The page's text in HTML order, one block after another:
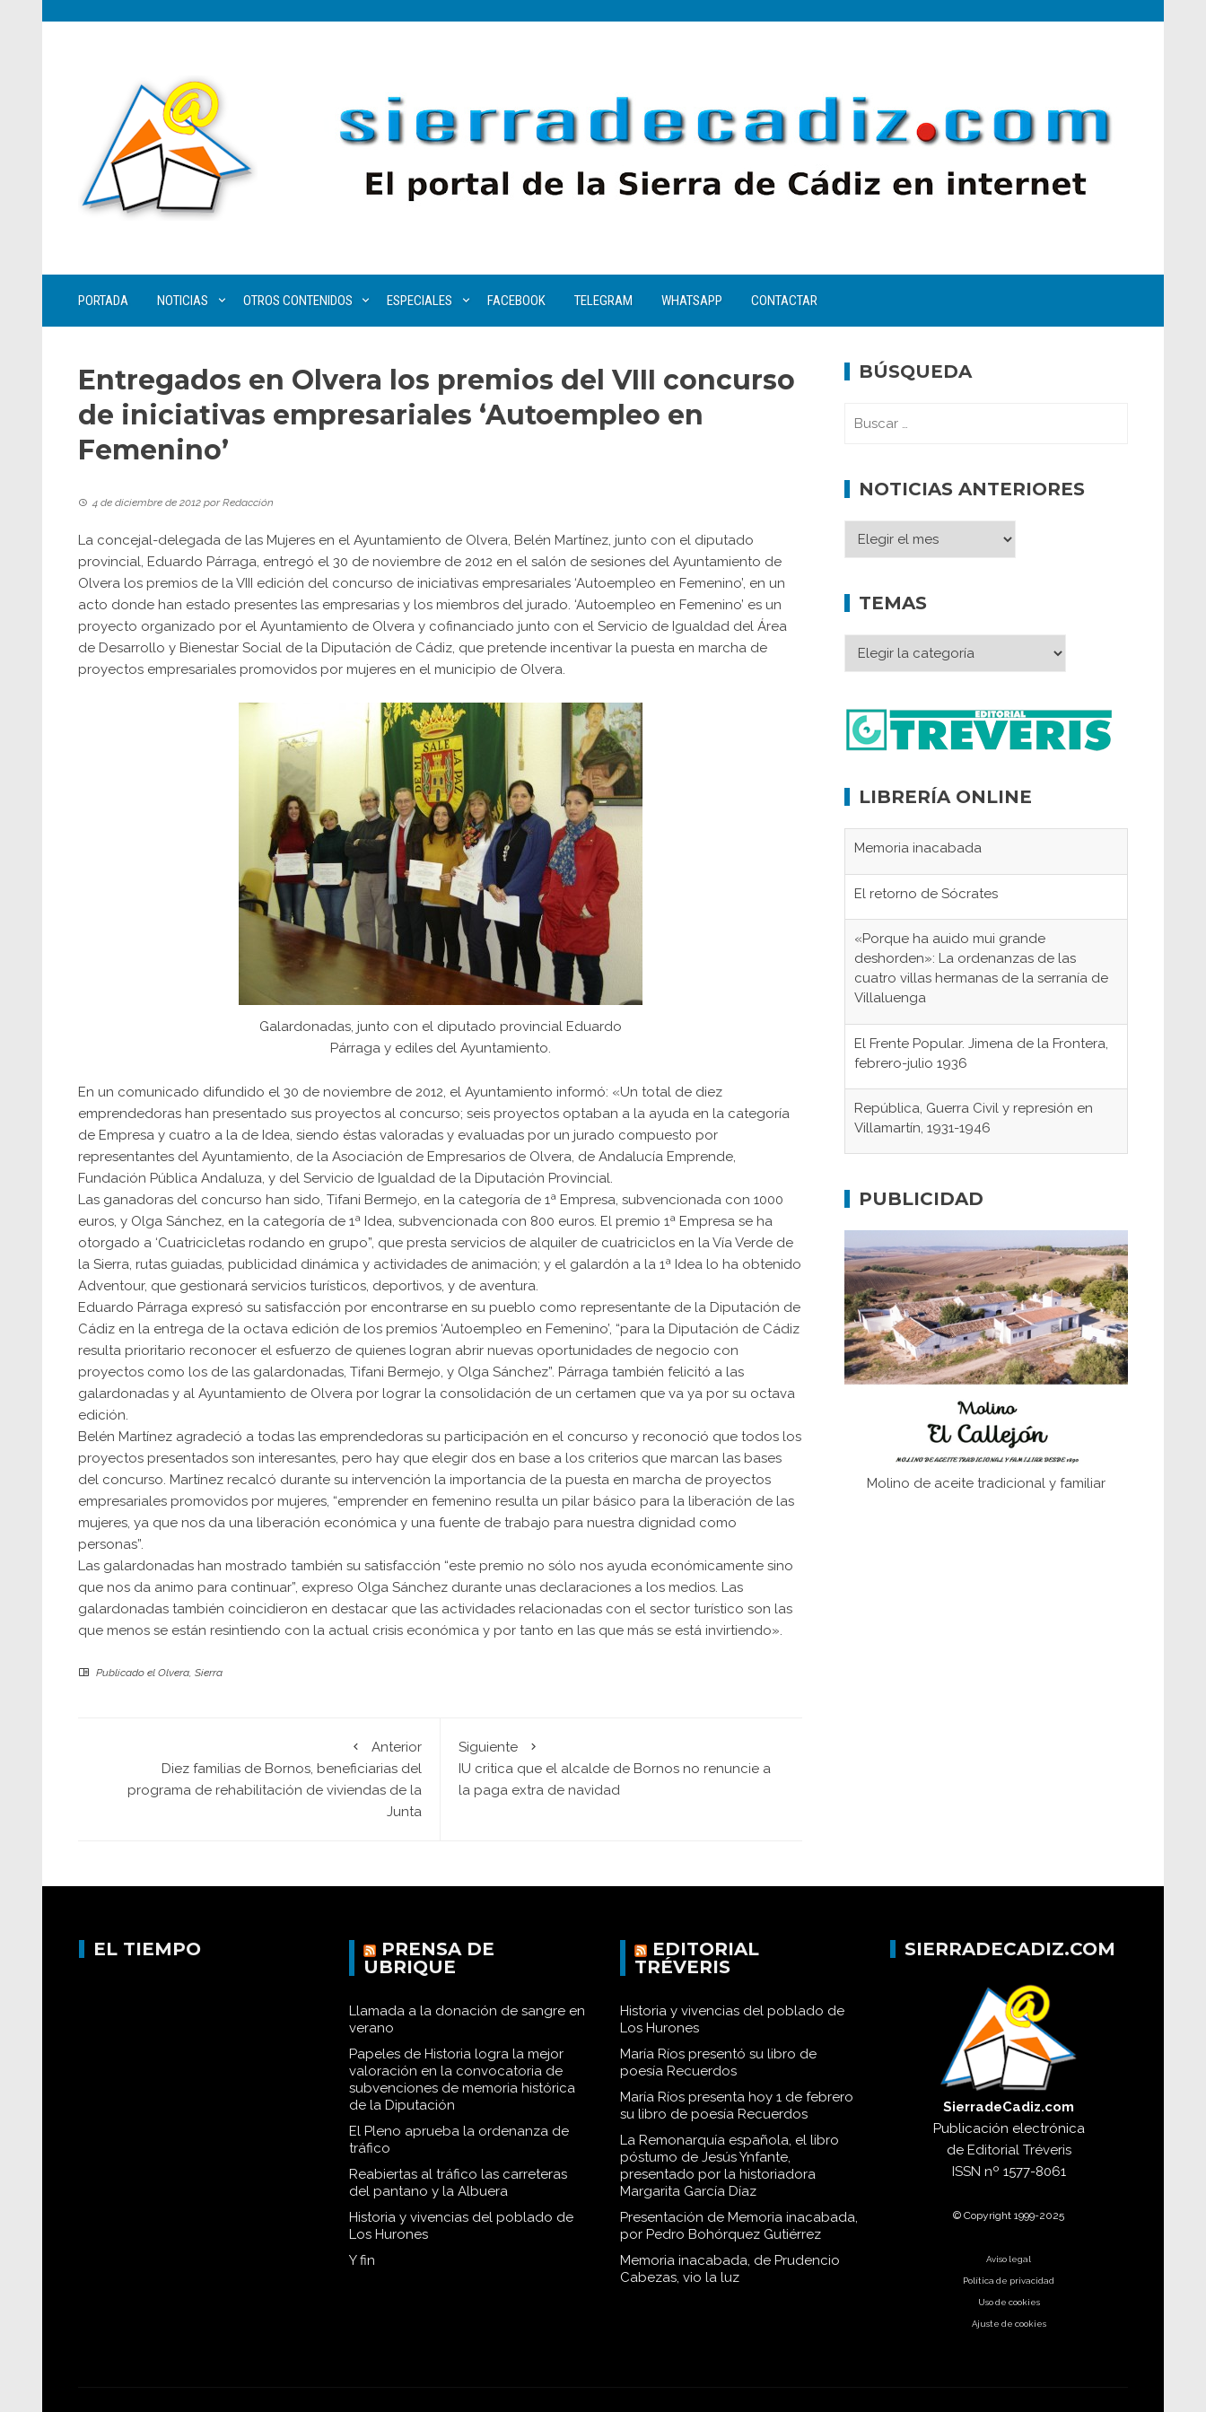
PORTADA NOTICIAS OTROS CONTENIDOS ESPECIALES FACEBOOK TELEGRAM WHATSAPP CONTACTAR
Entregados en Olvera los premios del VIII concurso
de iniciativas empresariales ‘Autoempleo en
Femenino’
4 de diciembre de 2012 porRedacción
La concejal-delegada de las Mujeres en el Ayuntamiento de Olvera, Belén Martínez, junto con el diputado
provincial, Eduardo Párraga, entregó el 30 de noviembre de 2012 en el salón de sesiones del Ayuntamiento de
Olvera los premios de la VIII edición del concurso de iniciativas empresariales ‘Autoempleo en Femenino’, en un
acto donde han estado presentes las empresarias y los miembros del jurado. ‘Autoempleo en Femenino’ es un
proyecto organizado por el Ayuntamiento de Olvera y cofinanciado junto con el Servicio de Igualdad del Área
de Desarrollo y Bienestar Social de la Diputación de Cádiz, que pretende incentivar la puesta en marcha de
proyectos empresariales promovidos por mujeres en el municipio de Olvera.
Galardonadas, junto con el diputado provincial Eduardo
Párraga y ediles del Ayuntamiento.
En un comunicado difundido el 30 de noviembre de 2012, el Ayuntamiento informó: «Un total de diez
emprendedoras han presentado sus proyectos al concurso; seis proyectos optaban a la ayuda en la categoría
de Empresa y cuatro a la de Idea, siendo éstas valoradas y evaluadas por un jurado compuesto por
representantes del Ayuntamiento, de la Asociación de Empresarios de Olvera, de Andalucía Emprende,
Fundación Pública Andaluza, y del Servicio de Igualdad de la Diputación Provincial.
Las ganadoras del concurso han sido, Tifani Bermejo, en la categoría de 1ª Empresa, subvencionada con 1000
euros, y Olga Sánchez, en la categoría de 1ª Idea, subvencionada con 800 euros. El premio 1ª Empresa se ha
otorgado a ‘Cuatricicletas rodando en grupo”, que presta servicios de alquiler de cuatriciclos en la Vía Verde de
la Sierra, rutas guiadas, publicidad dinámica y actividades de animación; y el galardón a la 1ª Idea lo ha obtenido
Adventour, que gestionará servicios turísticos, deportivos, y de aventura.
Eduardo Párraga expresó su satisfacción por encontrarse en su pueblo como representante de la Diputación de
Cádiz en la entrega de la octava edición de los premios ‘Autoempleo en Femenino’, “para la Diputación de Cádiz
resulta prioritario reconocer el esfuerzo de quienes logran abrir nuevas oportunidades de negocio con
proyectos como los de las galardonadas, Tifani Bermejo, y Olga Sánchez”. Párraga también felicitó a las
galardonadas y al Ayuntamiento de Olvera por lograr la consolidación de un certamen que va ya por su octava
edición.
Belén Martínez agradeció a todas las emprendedoras su participación en el concurso y reconoció que todos los
proyectos presentados son interesantes, pero hay que elegir dos en base a los criterios que marcan las bases
del concurso. Martínez recalcó durante su intervención la importancia de la puesta en marcha de proyectos
empresariales promovidos por mujeres, “emprender en femenino resulta un pilar básico para la liberación de las
mujeres, ya que nos da una liberación económica y una fuente de trabajo para nuestra dignidad como
personas”.
Las galardonadas han mostrado también su satisfacción “este premio no sólo nos ayuda económicamente sino
que nos da animo para continuar”, expreso Olga Sánchez durante unas declaraciones a los medios. Las
galardonadas también coincidieron en destacar que las actividades relacionadas con el sector turístico son las
que menos se están resintiendo con la actual crisis económica y por tanto en las que más se está invirtiendo».
Publicado el Olvera, Sierra
Anterior
Diez familias de Bornos, beneficiarias del
programa de rehabilitación de viviendas de la
Junta
Siguiente
IU critica que el alcalde de Bornos no renuncie a
la paga extra de navidad
BÚSQUEDA
NOTICIAS ANTERIORES
TEMAS
LIBRERÍA ONLINE
Memoria inacabada
El retorno de Sócrates
«Porque ha auido mui grande
deshorden»: La ordenanzas de las
cuatro villas hermanas de la serranía de
Villaluenga
El Frente Popular. Jimena de la Frontera,
febrero-julio 1936
República, Guerra Civil y represión en
Villamartín, 1931-1946
concentración nazis
fundaciones de Bornos
El Frente Popular. Ubrique, febrero-julio
1936
Juntar las letras. La alfabetización en el
campo: del afán de saber a la
Historia y vivencias del poblado de Los
PUBLICIDAD
Molino de aceite tradicional y familiar
EL TIEMPO
PRENSA DE
UBRIQUE
Llamada a la donación de sangre en
verano
Papeles de Historia logra la mejor
valoración en la convocatoria de
subvenciones de memoria histórica
de la Diputación
El Pleno aprueba la ordenanza de
tráfico
Reabiertas al tráfico las carreteras
del pantano y la Albuera
Historia y vivencias del poblado de
Los Hurones
Y fin
EDITORIAL
TRÉVERIS
Historia y vivencias del poblado de
Los Hurones
María Ríos presentó su libro de
poesía Recuerdos
María Ríos presenta hoy 1 de febrero
su libro de poesía Recuerdos
La Remonarquía española, el libro
póstumo de Jesús Ynfante,
presentado por la historiadora
Margarita García Díaz
Presentación de Memoria inacabada,
por Pedro Bohórquez Gutiérrez
Memoria inacabada, de Prudencio
Cabezas, vio la luz
SIERRADECADIZ.COM
SierradeCadiz.com
Publicación electrónica
de Editorial Tréveris
ISSN nº 1577-8061
© Copyright 1999-2025
Aviso legal
Política de privacidad
Uso de cookies
Ajuste de cookies